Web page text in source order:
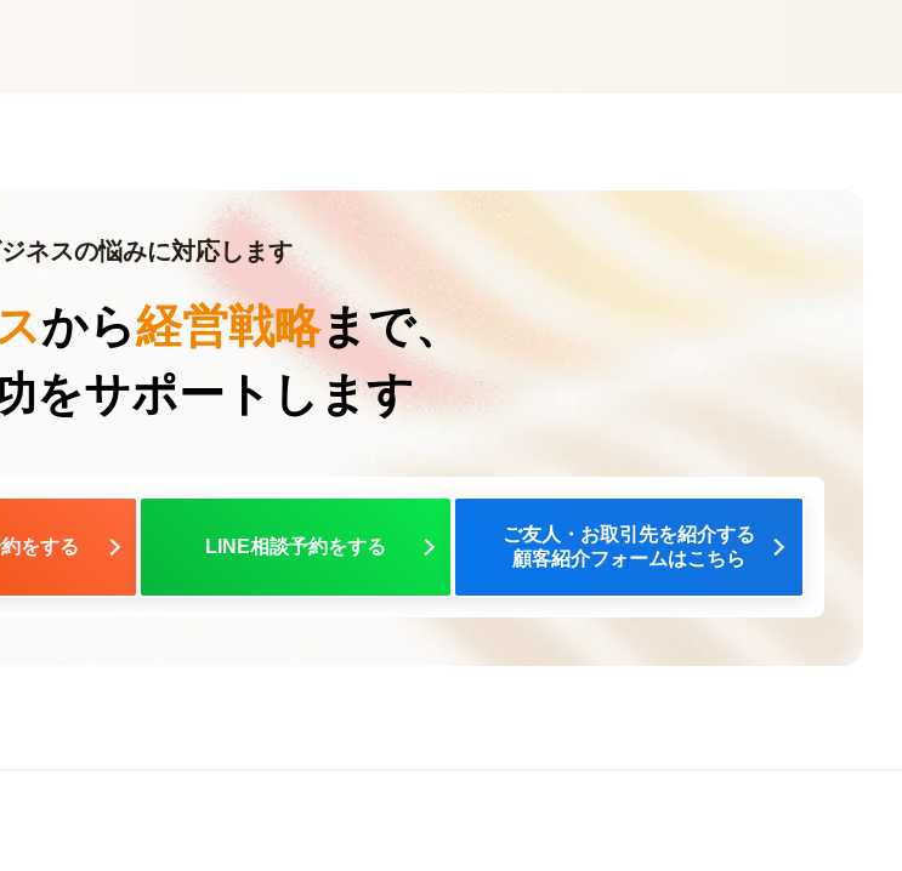
ネスの悩みに対応します
から経営戦略まで、
をサポートします
をする LINE相談予約をする
ご友人・お取引先を紹介する
顧客紹介フォームはこちら